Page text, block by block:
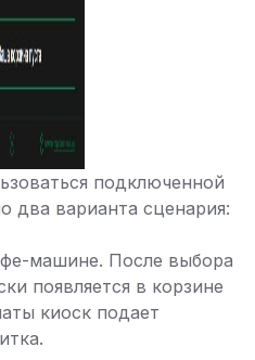
подключенной
два варианта сценария:
машине. После выбора
появляется в корзине
киоск подает